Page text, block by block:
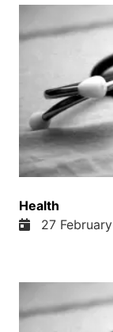
موسیقی
موسیقی
موسیقی
موسیقی
موسیقی
موسیقی
موسیقی
موسیقی
موسیقی
Health
27